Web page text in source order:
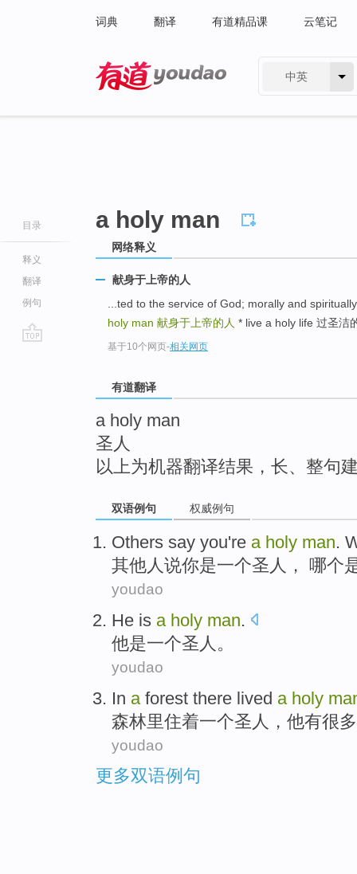
词典 翻译 有道精品课 云笔记
中英
目录
释义
翻译
例句
a holy man
网络释义
献身于上帝的人
...ted to the service of God; morally and
holy man 献身于上帝的人 * live a holy life 过圣洁
基于10个网页-相关网页
有道翻译
a holy man
圣人
以上为机器翻译结果，长、整句
双语例句 权威例句
Others say you're a holy man.
其他人说你是一个圣人 ， 哪个
youdao
He is a holy man.
他是一个圣人 。
youdao
In a forest there lived a holy
森林里住着一个圣人 ， 他有很多
youdao
更多双语例句